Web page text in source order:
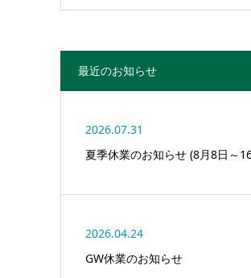
最近のお知らせ
2026.07.31
夏季休業のお知らせ (8月8日～
2026.04.24
GW休業のお知らせ